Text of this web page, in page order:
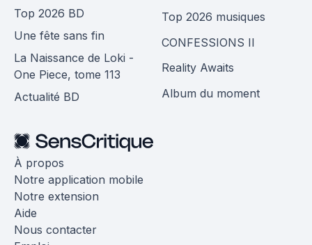
Top 2026 BD
Une fête sans fin
La Naissance de Loki -
One Piece, tome 113
Actualité BD
Top 2026 musiques
CONFESSIONS II
Reality Awaits
Album du moment
À propos
Notre application mobile
Notre extension
Aide
Nous contacter